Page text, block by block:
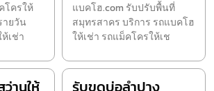
โครให้
ายวัน
เช่า
แบคโฮ.com รับปรับพื้นที่
สมุทรสาคร บริการ รถแบคโฮ
ให้เช่า รถแม็คโครให้เช